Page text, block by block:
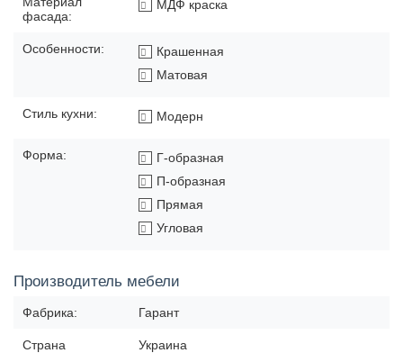
фасада:
МДФ краска
Особенности:
Крашенная
Матовая
Стиль кухни: Модерн
Форма:
Г-образная
П-образная
Прямая
Угловая
Производитель мебели
Фабрика: Гарант
Страна
Украина